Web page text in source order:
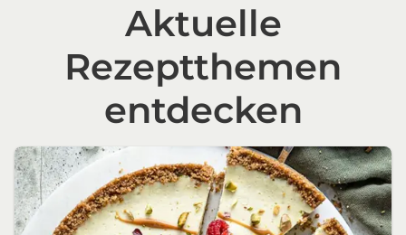
Aktuelle
Rezeptthemen
entdecken